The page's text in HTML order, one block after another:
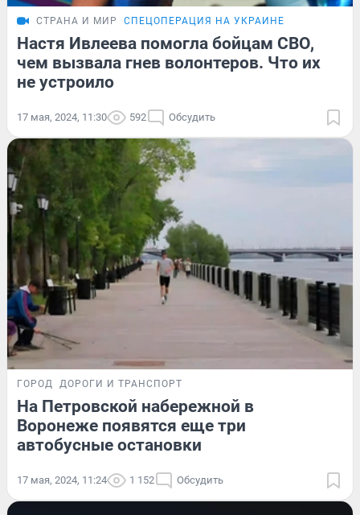
СТРАНА И МИР СПЕЦОПЕРАЦИЯ НА УКРАИНЕ
Настя Ивлеева помогла бойцам СВО,
чем вызвала гнев волонтеров. Что их
не устроило
17 мая, 2024, 11:30 592 Обсудить
ГОРОД ДОРОГИ И ТРАНСПОРТ
На Петровской набережной в
Воронеже появятся еще три
автобусные остановки
17 мая, 2024, 11:24 1 152 Обсудить